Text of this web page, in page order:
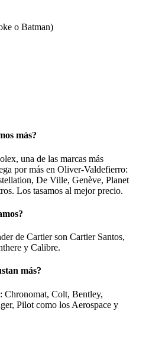
o Batman)
más?
una de las marcas más
por más en Oliver-Valdefierro:
De Ville, Genève, Planet
Los tasamos al mejor precio.
de Cartier son Cartier Santos,
y Calibre.
más?
Chronomat, Colt, Bentley,
Pilot como los Aerospace y